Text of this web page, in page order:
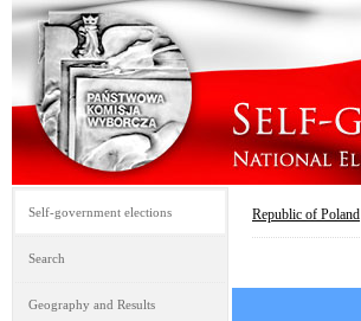
Self-government elections
Search
Geography and Results
Republic of Poland